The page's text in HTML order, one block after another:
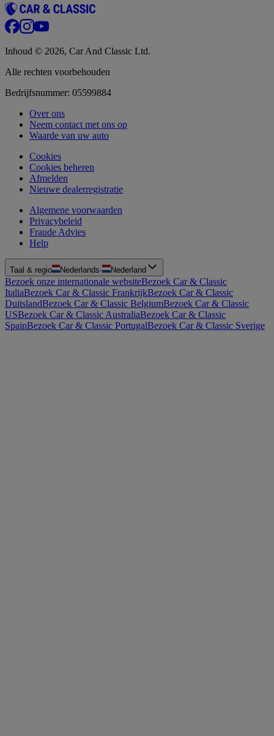
Inhoud © 2026, Car And Classic Ltd.
Alle rechten voorbehouden
Bedrijfsnummer: 05599884
Over ons
Neem contact met ons op
Waarde van uw auto
Cookies
Cookies beheren
Afmelden
Nieuwe dealerregistratie
Algemene voorwaarden
Privacybeleid
Fraude Advies
Help
Taal & regio Nederlands· Nederland
Bezoek onze internationale websiteBezoek Car & Classic
ItaliaBezoek Car & Classic FrankrijkBezoek Car & Classic
DuitslandBezoek Car & Classic BelgiumBezoek Car & Classic
USBezoek Car & Classic AustraliaBezoek Car & Classic
SpainBezoek Car & Classic PortugalBezoek Car & Classic Sverige